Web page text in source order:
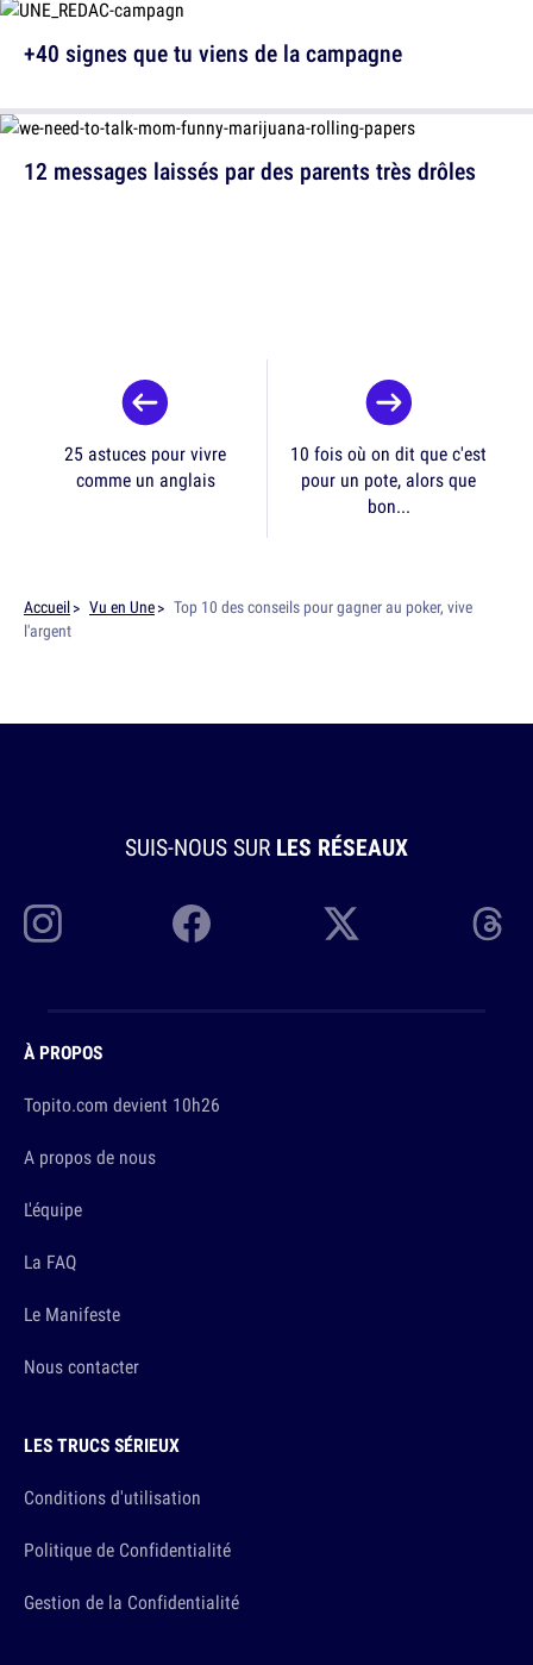
12 messages laissés par des parents très drôles
+40 signes que tu viens de la campagne
25 astuces pour vivre
comme un anglais
10 fois où on dit que c'est
pour un pote, alors que
bon...
Accueil Vu en Une
Top 10 des conseils pour gagner au poker, vive
l'argent
SUIS-NOUS SUR LES RÉSEAUX
À PROPOS
Topito.com devient 10h26
A propos de nous
L'équipe
La FAQ
Le Manifeste
Nous contacter
LES TRUCS SÉRIEUX
Conditions d'utilisation
Politique de Confidentialité
Gestion de la Confidentialité